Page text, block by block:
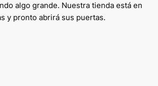
algo grande. Nuestra tienda está en
y pronto abrirá sus puertas.